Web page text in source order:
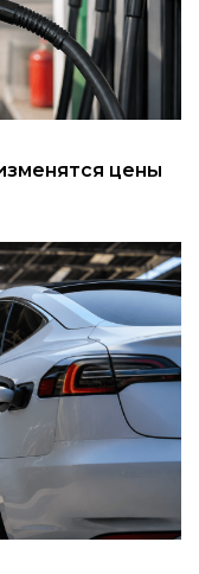
цены